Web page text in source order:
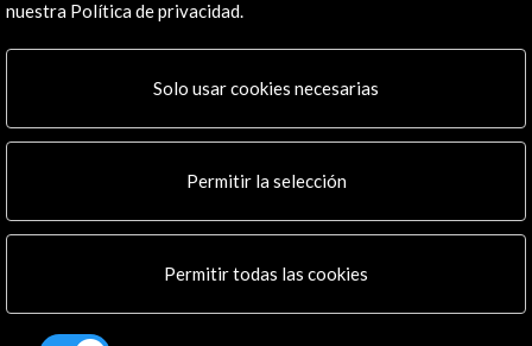
Cultura en Red
Mapa Web
Boletín digital
Conecta
X (Twitter)
Facebook
nuestra Política de privacidad.
Solo usar cookies necesarias
Permitir la selección
Permitir todas las cookies